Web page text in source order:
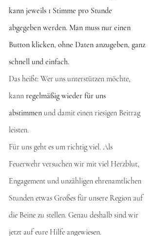
kann jeweils 1 Stimme pro Stunde
abgegeben werden. Man muss nur einen
Button klicken, ohne Daten anzugeben, ganz
schnell und einfach.
Das heißt: Wer uns unterstützen möchte,
kann regelmäßig wieder für uns
abstimmen und damit einen riesigen Beitrag
leisten.
Für uns geht es um richtig viel. Als
Feuerwehr versuchen wir mit viel Herzblut,
Engagement und unzähligen ehrenamtlichen
Stunden etwas Großes für unsere Region auf
die Beine zu stellen. Genau deshalb sind wir
jetzt auf eure Hilfe angewiesen.